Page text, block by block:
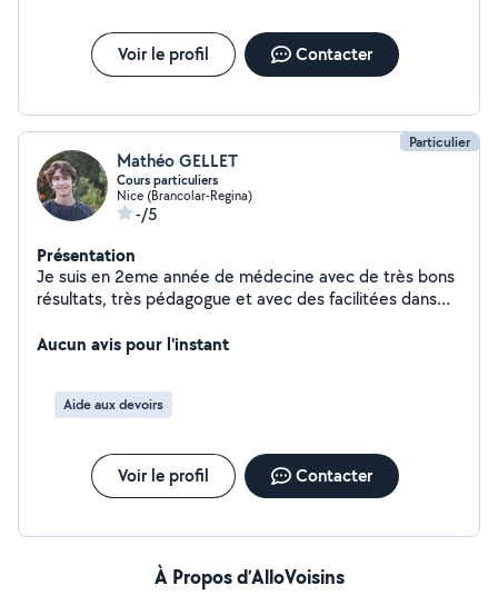
Voir le profil Contacter
Particulier
Mathéo GELLET
Cours particuliers
Nice (Brancolar-Regina)
-/5
Présentation
Je suis en 2eme année de médecine avec de très bons
résultats, très pédagogue et avec des facilitées dans
établissement les élèves de 6ème jusqu'à la terminale.
ici pour aider le plus de personnes possibles.
Aucun avis pour l'instant
Aide aux devoirs
Voir le profil Contacter
À Propos d’AlloVoisins